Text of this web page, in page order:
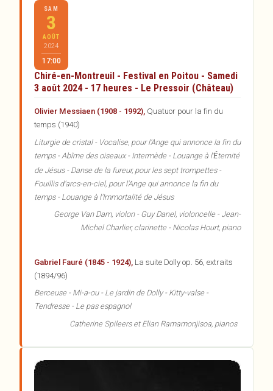
SAM
3
AOÛT
2024
17:00
Chiré-en-Montreuil - Festival en Poitou - Samedi
3 août 2024 - 17 heures - Le Pressoir (Château)
Olivier Messiaen (1908 - 1992), Quatuor pour la fin du
temps (1940)
Liturgie de cristal - Vocalise, pour l'Ange qui annonce la fin du
temps - Abîme des oiseaux - Intermède - Louange à l'Éternité
de Jésus - Danse de la fureur, pour les sept trompettes -
Fouillis d'arcs-en-ciel, pour l'Ange qui annonce la fin du
temps - Louange à l'Immortalité de Jésus
George Van Dam, violon - Guy Danel, violoncelle - Jean-
Michel Charlier, clarinette - Nicolas Hourt, piano
Gabriel Fauré (1845 - 1924), La suite Dolly op. 56, extraits
(1894/96)
Berceuse - Mi-a-ou - Le jardin de Dolly - Kitty-valse -
Tendresse - Le pas espagnol
Catherine Spileers et Elian Ramamonjisoa, pianos